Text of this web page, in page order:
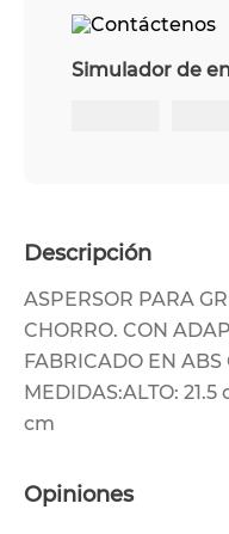
Simulador de
Descripción
ASPERSOR PARA
CHORRO. CON
FABRICADO EN
MEDIDAS:ALTO:
cm
Opiniones